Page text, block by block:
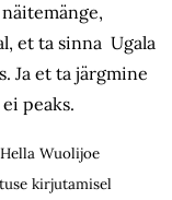
et ta sinna Ugala
Ja et ta järgmine
peaks.
Wuolijoe
kirjutamisel